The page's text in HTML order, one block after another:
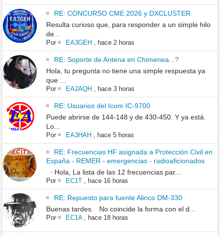
RE: CONCURSO CME 2026 y DXCLUSTER
Resulta curioso que, para responder a un simple hilo
de...
Por EA3GEH, hace 2 horas
RE: Soporte de Antena en Chimenea...?
Hola, tu pregunta no tiene una simple respuesta ya
que ...
Por EA2AQH, hace 3 horas
RE: Usuarios del Icom IC-9700
Puede abrirse de 144-148 y de 430-450. Y ya está.
Lo...
Por EA3HAH, hace 5 horas
RE: Frecuencias HF asignada a Protección Civil en
España - REMER - emergencias - radioaficionados
· Hola, La lista de las 12 frecuencias par...
Por EC1T, hace 16 horas
RE: Repuesto para fuente Alinco DM-330
Buenas tardes. No coincide la forma con el d...
Por EC1A, hace 18 horas